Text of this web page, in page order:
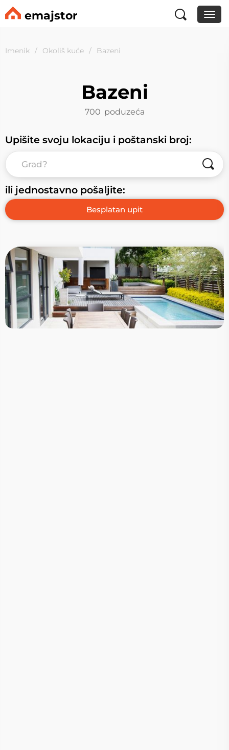
emajstor
Imenik Okoliš kuće Bazeni
Bazeni
700 poduzeća
Upišite svoju lokaciju i poštanski broj:
ili jednostavno pošaljite: